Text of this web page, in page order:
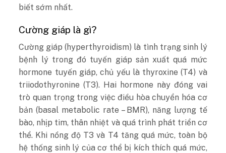
biết sớm nhất.
Cường giáp là gì?
Cường giáp (hyperthyroidism) là tình trạng sinh lý
bệnh lý trong đó tuyến giáp sản xuất quá mức
hormone tuyến giáp, chủ yếu là thyroxine (T4) và
triiodothyronine (T3). Hai hormone này đóng vai
trò quan trọng trong việc điều hòa chuyển hóa cơ
bản (basal metabolic rate – BMR), năng lượng tế
bào, nhịp tim, thân nhiệt và quá trình phát triển cơ
thể. Khi nồng độ T3 và T4 tăng quá mức, toàn bộ
hệ thống sinh lý của cơ thể bị kích thích quá mức,